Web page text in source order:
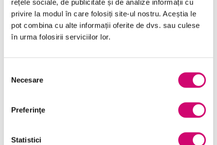
rețele sociale, de publicitate și de analize informații cu
privire la modul în care folosiți site-ul nostru. Aceștia le
pot combina cu alte informații oferite de dvs. sau culese
în urma folosirii serviciilor lor.
consimțământului
Necesare
Preferinţe
Statistici
Categorii de Cursuri
Finanțe
Marketing